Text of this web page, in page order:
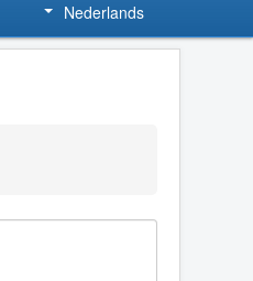
Nederlands